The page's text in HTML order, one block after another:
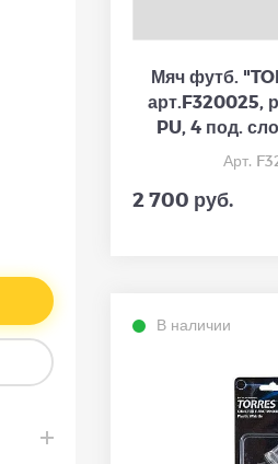
Мяч футб.
арт.F320025,
PU, 4 под.
Арт.
2 700 руб.
В наличии